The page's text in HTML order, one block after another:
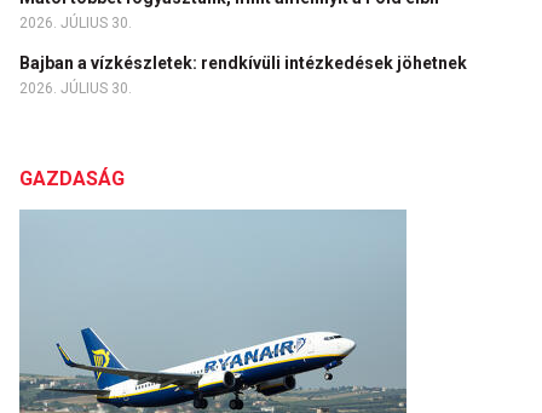
2026. JÚLIUS 30.
Bajban a vízkészletek: rendkívüli intézkedések jöhetnek
2026. JÚLIUS 30.
GAZDASÁG